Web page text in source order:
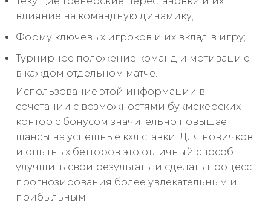
влияние на командную динамику;
Форму ключевых игроков и их вклад в игру;
Турнирное положение команд и мотивацию
в каждом отдельном матче.
Использование этой информации в
сочетании с возможностями букмекерских
контор с бонусом значительно повышает
шансы на успешные кхл ставки. Для новичков
и опытных бетторов это отличный способ
улучшить свои результаты и сделать процесс
прогнозирования более увлекательным и
прибыльным.